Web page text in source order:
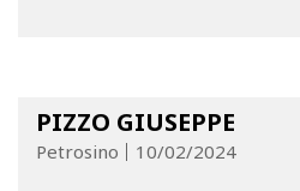
PIZZO GIUSEPPE
Petrosino 10/02/2024